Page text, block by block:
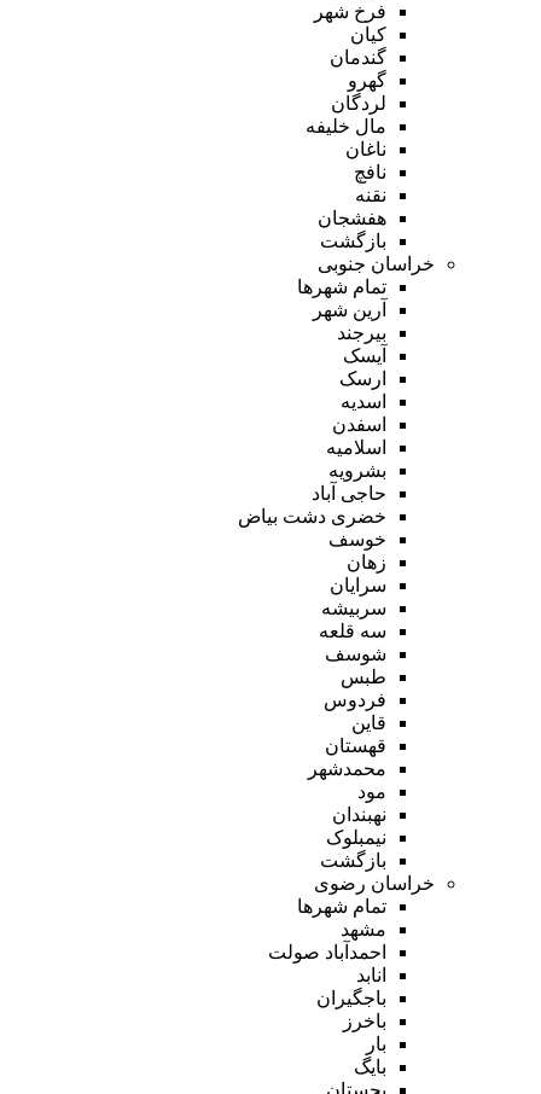
فرخ شهر
کیان
گندمان
گهرو
لردگان
مال خلیفه
ناغان
نافچ
نقنه
هفشجان
بازگشت
خراسان جنوبی
تمام شهر‌ها
آرین شهر
بیرجند
آیسک
ارسک
اسدیه
اسفدن
اسلامیه
بشرویه
حاجی آباد
خضری دشت بیاض
خوسف
زهان
سرایان
سربیشه
سه قلعه
شوسف
طبس
فردوس
قاین
قهستان
محمدشهر
مود
نهبندان
نیمبلوک
بازگشت
خراسان رضوی
تمام شهر‌ها
مشهد
احمدآباد صولت
انابد
باجگیران
باخرز
بار
بایگ
بجستان